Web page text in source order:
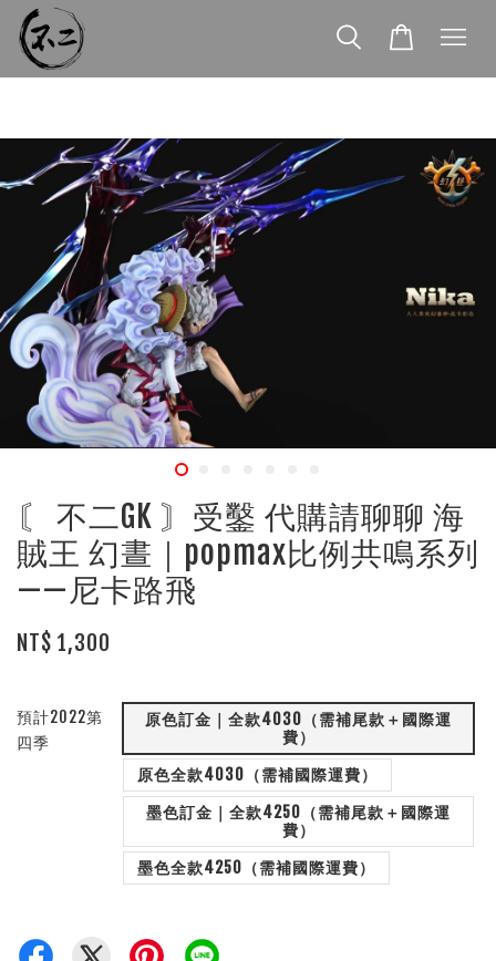
〘 不二GK 〙受鑿 代購請聊聊 海
賊王 幻晝｜popmax比例共鳴系列
——尼卡路飛
NT$ 1,300
預計2022第
四季
原色訂金｜全款4030（需補尾款＋國際運
費）
原色全款4030（需補國際運費）
墨色訂金｜全款4250（需補尾款＋國際運
費）
墨色全款4250（需補國際運費）